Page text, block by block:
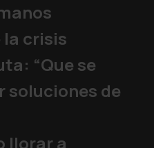
la crisis
“Que se
soluciones de
llorar a